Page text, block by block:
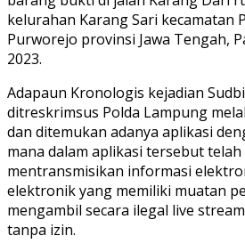
kelurahan Karang Sari kecamatan
Purworejo provinsi Jawa Tengah,
2023.
Adapaun Kronologis kejadian
ditreskrimsus Polda Lampung
dan ditemukan adanya aplikasi
mana dalam aplikasi tersebut
mentransmisikan informasi
elektronik yang memiliki muatan
mengambil secara ilegal live
tanpa izin.